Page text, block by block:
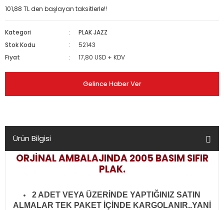
101,88 TL den başlayan taksitlerle!!
Kategori
PLAK JAZZ
Stok Kodu
52143
Fiyat
17,80 USD + KDV
Gelince Haber Ver
Ürün Bilgisi
ORJİNAL AMBALAJINDA 2005 BASIM SIFIR
PLAK.
2 ADET VEYA ÜZERİNDE YAPTIĞINIZ SATIN
ALMALAR TEK PAKET İÇİNDE KARGOLANIR..YANİ